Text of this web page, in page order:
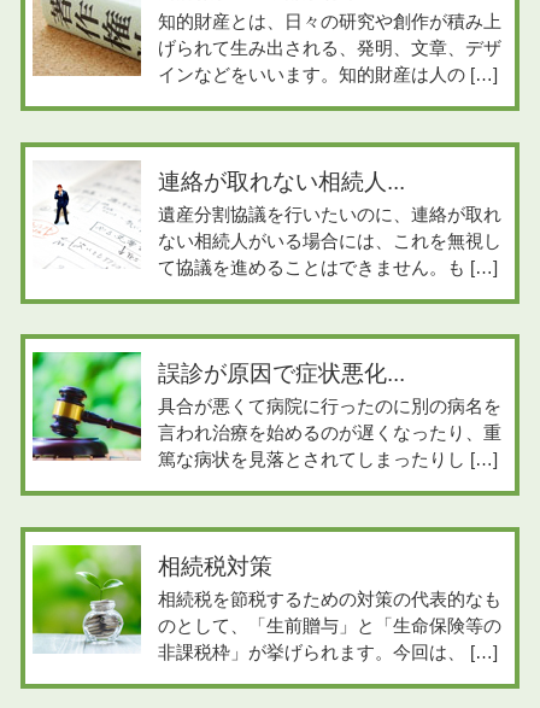
知的財産とは、日々の研究や創作が積み上
げられて生み出される、発明、文章、デザ
インなどをいいます。知的財産は人の […]
連絡が取れない相続人...
遺産分割協議を行いたいのに、連絡が取れ
ない相続人がいる場合には、これを無視し
て協議を進めることはできません。も […]
誤診が原因で症状悪化...
具合が悪くて病院に行ったのに別の病名を
言われ治療を始めるのが遅くなったり、重
篤な病状を見落とされてしまったりし […]
相続税対策
相続税を節税するための対策の代表的なも
のとして、「生前贈与」と「生命保険等の
非課税枠」が挙げられます。今回は、 […]